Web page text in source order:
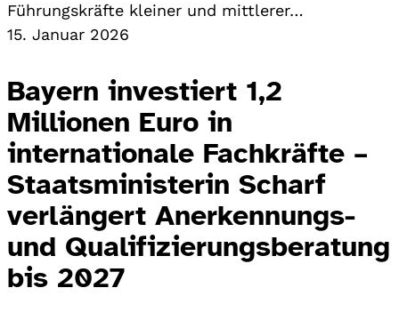
Führungskräfte kleiner und mittlerer…
15. Januar 2026
Bayern investiert 1,2
Millionen Euro in
internationale Fachkräfte –
Staatsministerin Scharf
verlängert Anerkennungs-
und Qualifizierungsberatung
bis 2027